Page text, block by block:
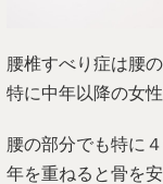
腰椎すべり症は腰
特に中年以降の女
腰の部分でも特に
年を重ねると骨を